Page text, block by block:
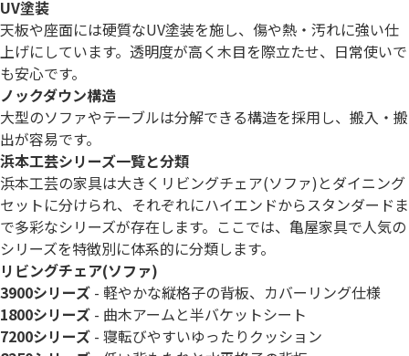
UV塗装
天板や座面には硬質なUV塗装を施し、傷や熱・汚れに強い仕
上げにしています。透明度が高く木目を際立たせ、日常使いで
も安心です。
ノックダウン構造
大型のソファやテーブルは分解できる構造を採用し、搬入・搬
出が容易です。
浜本工芸シリーズ一覧と分類
浜本工芸の家具は大きくリビングチェア(ソファ)とダイニング
セットに分けられ、それぞれにハイエンドからスタンダードま
で多彩なシリーズが存在します。ここでは、亀屋家具で人気の
シリーズを特徴別に体系的に分類します。
リビングチェア(ソファ)
3900シリーズ - 軽やかな縦格子の背板、カバーリング仕様
1800シリーズ - 曲木アームと半バケットシート
7200シリーズ - 寝転びやすいゆったりクッション